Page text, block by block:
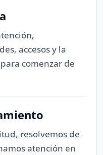
accesos y la
comenzar de
resolvemos de
atención en